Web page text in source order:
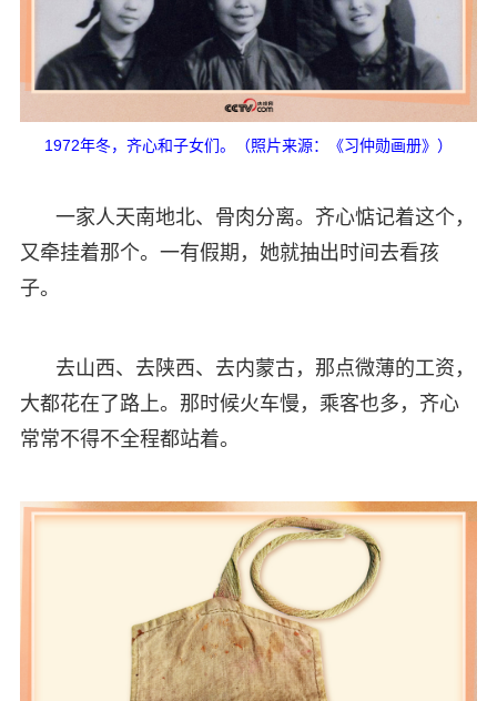
1972年冬，齐心和子女们。（照片来源：《习仲勋画册》）
一家人天南地北、骨肉分离。齐心惦记着这个，
又牵挂着那个。一有假期，她就抽出时间去看孩
子。
去山西、去陕西、去内蒙古，那点微薄的工资，
大都花在了路上。那时候火车慢，乘客也多，齐心
常常不得不全程都站着。